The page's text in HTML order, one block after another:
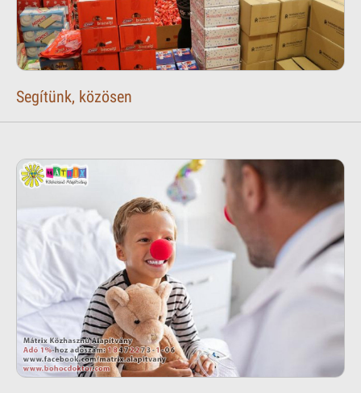
Segítünk, közösen